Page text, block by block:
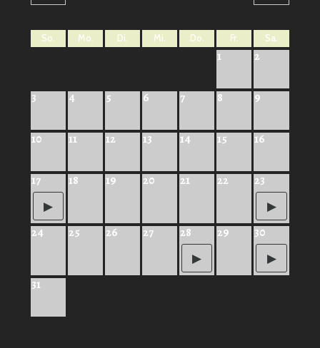
So. Mo. Di. Mi. Do. Fr. Sa.
1 2
3 4 5 6 7 8 9
10 11 12 13 14 15 16
17 18 19 20 21 22 23
24 25 26 27 28 29 30
31